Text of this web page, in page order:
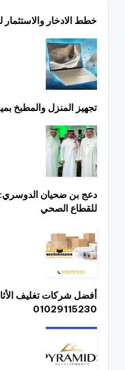
خطط الادخار والاستثمار
تجهيز المنزل والمطبخ
دعج بن ضحيان الدوسري:
للقطاع الصحي
أفضل شركات تغليف
01029115230